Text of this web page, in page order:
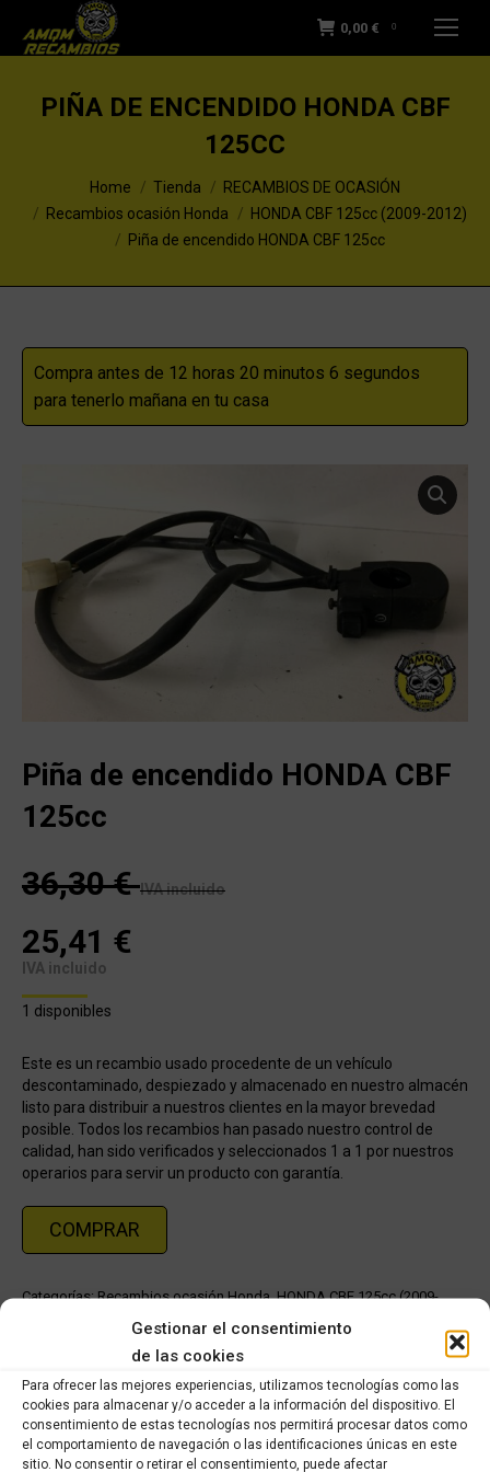
Gestionar el consentimiento
de las cookies
Para ofrecer las mejores experiencias, utilizamos tecnologías como las
cookies para almacenar y/o acceder a la información del dispositivo. El
consentimiento de estas tecnologías nos permitirá procesar datos como
el comportamiento de navegación o las identificaciones únicas en este
sitio. No consentir o retirar el consentimiento, puede afectar
0,00 € 0
PIÑA DE ENCENDIDO HONDA CBF
125CC
You are here:Home Tienda
RECAMBIOS DE OCASIÓN
Recambios ocasión Honda
HONDA CBF 125cc (2009-2012)
Piña de encendido HONDA CBF 125cc
Compra antes de 12 horas 20 minutos 5 segundos
para tenerlo mañana en tu casa
Piña de encendido HONDA CBF
125cc
36,30€ IVA incluido
25,41 €
IVA incluido
1 disponibles
Este es un recambio usado procedente de un vehículo
descontaminado, despiezado y almacenado en nuestro almacén
listo para distribuir a nuestros clientes en la mayor brevedad
posible. Todos los recambios han pasado nuestro control de
calidad, han sido verificados y seleccionados 1 a 1 por nuestros
operarios para servir un producto con garantía.
COMPRAR
Categorías:Recambios ocasión Honda,HONDA CBF 125cc (2009-
Share this product
Share
on
Share
on
Share
on
Share
on